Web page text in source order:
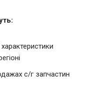
характеристики
с/г запчастин